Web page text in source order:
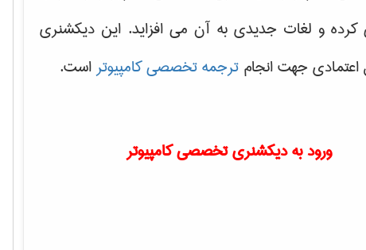
کرده و لغات جدیدی به آن می افزاید. این دیکشنری
اعتمادی جهت انجام ترجمه تخصصی کامپیوتراست.
ورود به دیکشنری تخصصی کامپیوتر